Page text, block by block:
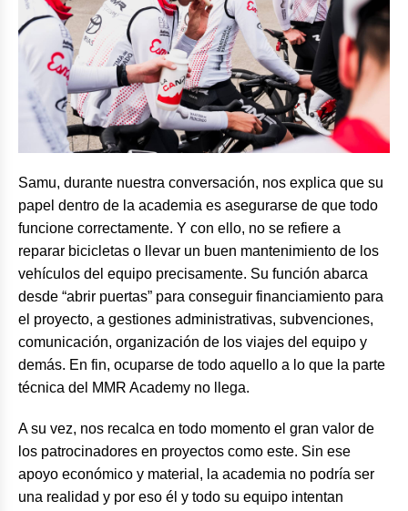
Samu, durante nuestra conversación, nos explica que su
papel dentro de la academia es asegurarse de que todo
funcione correctamente. Y con ello, no se refiere a
reparar bicicletas o llevar un buen mantenimiento de los
vehículos del equipo precisamente. Su función abarca
desde “abrir puertas” para conseguir financiamiento para
el proyecto, a gestiones administrativas, subvenciones,
comunicación, organización de los viajes del equipo y
demás. En fin, ocuparse de todo aquello a lo que la parte
técnica del MMR Academy no llega.
A su vez, nos recalca en todo momento el gran valor de
los patrocinadores en proyectos como este. Sin ese
apoyo económico y material, la academia no podría ser
una realidad y por eso él y todo su equipo intentan